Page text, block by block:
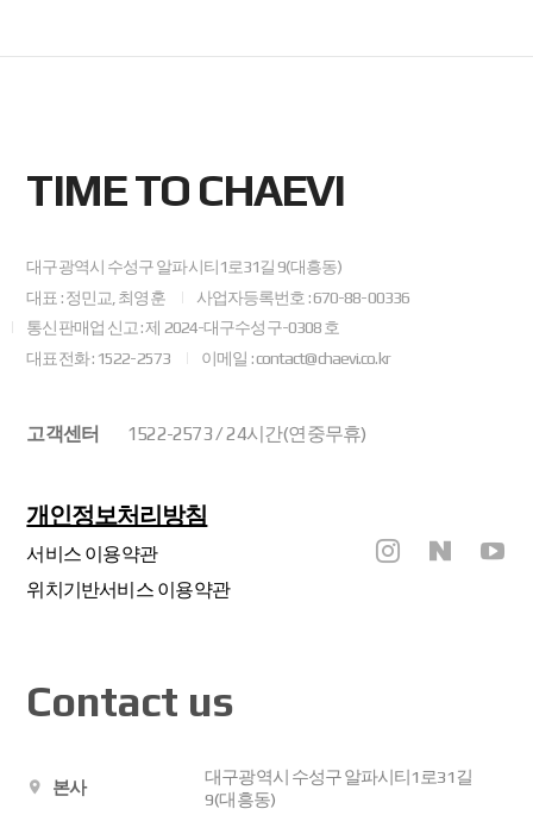
TIME TO CHAEVI
대구광역시 수성구 알파시티1로31길 9(대흥동)
대표 : 정민교, 최영훈
사업자등록번호 : 670-88-00336
통신판매업 신고 : 제 2024-대구수성구-0308 호
대표전화 : 1522-2573
이메일 : contact@chaevi.co.kr
고객센터 1522-2573 / 24시간(연중무휴)
개인정보처리방침
서비스 이용약관
위치기반서비스 이용약관
Contact us
본사
대구광역시 수성구 알파시티1로31길
9(대흥동)